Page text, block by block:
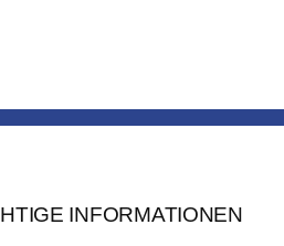
INFORMATIONEN